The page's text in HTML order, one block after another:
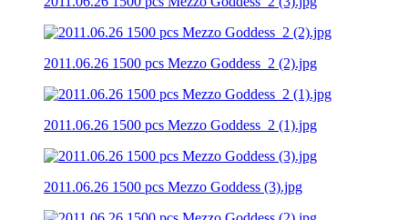
2011.06.26 1500 pcs Mezzo Goddess_2 (2).jpg
2011.06.26 1500 pcs Mezzo Goddess_2 (1).jpg
2011.06.26 1500 pcs Mezzo Goddess (3).jpg